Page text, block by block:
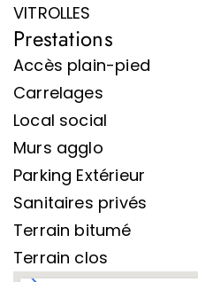
VITROLLES
Prestations
Accès plain-pied
Carrelages
Local social
Murs agglo
Parking Extérieur
Sanitaires privés
Terrain bitumé
Terrain clos